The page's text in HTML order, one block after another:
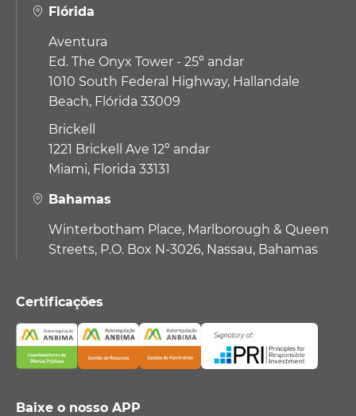
Flórida
Aventura
Ed. The Onyx Tower - 25º andar
1010 South Federal Highway, Hallandale
Beach, Flórida 33009
Brickell
1221 Brickell Ave 12º andar
Miami, Florida 33131
Bahamas
Winterbotham Place, Marlborough & Queen
Streets, P.O. Box N-3026, Nassau, Bahamas
Certificações
Baixe o nosso APP